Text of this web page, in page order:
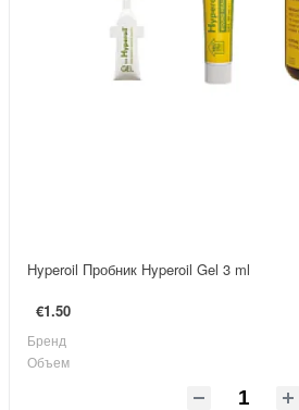
Hyperoil Пробник Hyperoil Gel 3 ml
€1.50
Бренд
Объем